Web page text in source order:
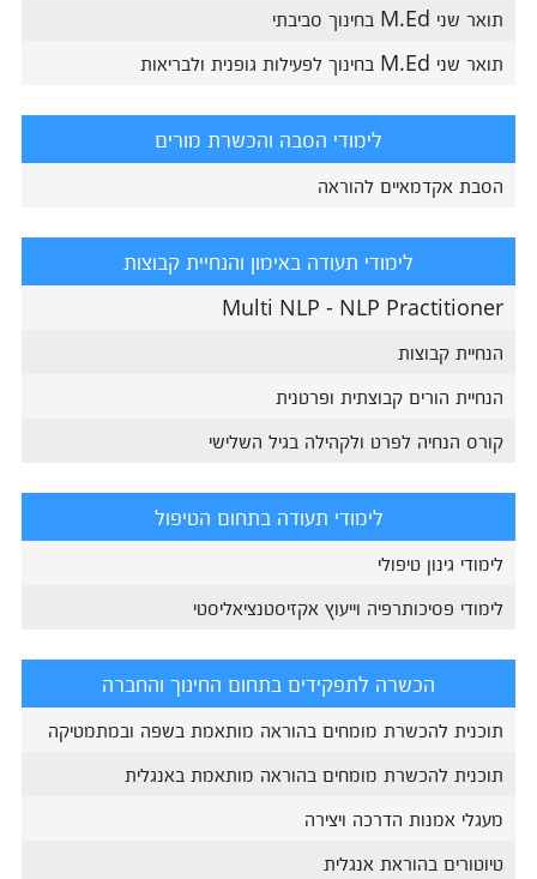
תואר שני M.Ed בחינוך סביבתי
תואר שני M.Ed בחינוך לפעילות גופנית ולבריאות
לימודי הסבה והכשרת מורים
הסבת אקדמאיים להוראה
לימודי תעודה באימון והנחיית קבוצות
Multi NLP - NLP Practitioner
הנחיית קבוצות
הנחיית הורים קבוצתית ופרטנית
קורס הנחיה לפרט ולקהילה בגיל השלישי
לימודי תעודה בתחום הטיפול
לימודי גינון טיפולי
לימודי פסיכותרפיה וייעוץ אקזיסטנציאליסטי
הכשרה לתפקידים בתחום החינוך והחברה
תוכנית להכשרת מומחים בהוראה מותאמת בשפה ובמתמטיקה
תוכנית להכשרת מומחים בהוראה מותאמת באנגלית
מעגלי אמנות הדרכה ויצירה
טיוטורים בהוראת אנגלית